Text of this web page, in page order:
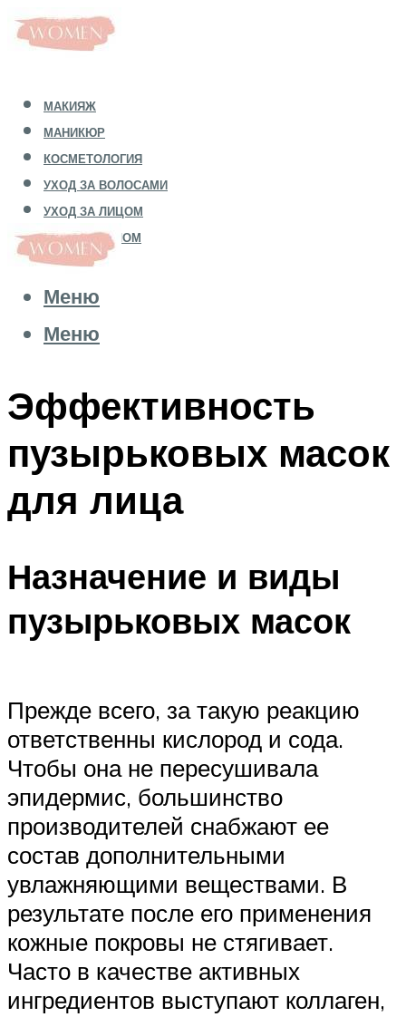
МАКИЯЖ
МАНИКЮР
КОСМЕТОЛОГИЯ
УХОД ЗА ВОЛОСАМИ
УХОД ЗА ЛИЦОМ
УХОД ЗА ТЕЛОМ
Меню
Меню
Эффективность
пузырьковых масок
для лица
Назначение и виды
пузырьковых масок
Прежде всего, за такую реакцию
ответственны кислород и сода.
Чтобы она не пересушивала
эпидермис, большинство
производителей снабжают ее
состав дополнительными
увлажняющими веществами. В
результате после его применения
кожные покровы не стягивает.
Часто в качестве активных
ингредиентов выступают коллаген,